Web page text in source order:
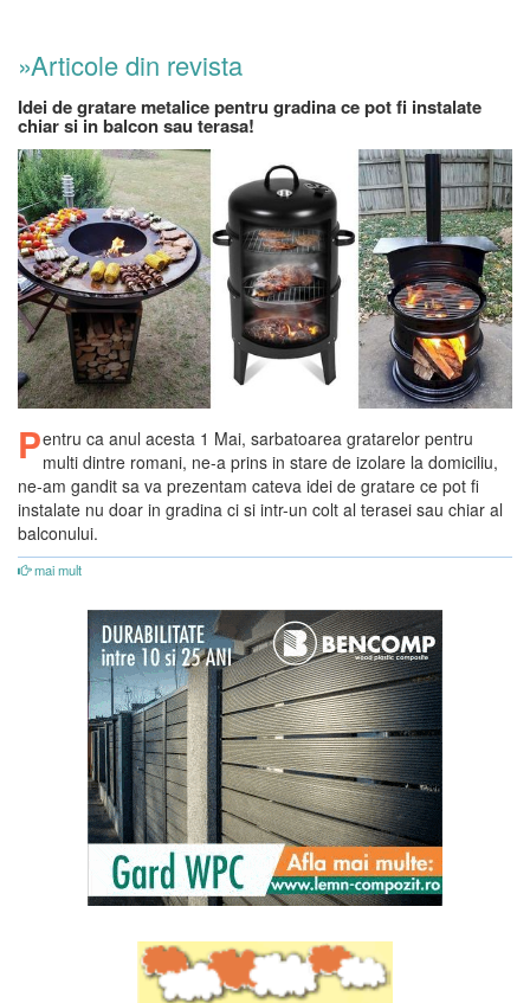
»Articole din revista
Idei de gratare metalice pentru gradina ce pot fi instalate
chiar si in balcon sau terasa!
Pentru ca anul acesta 1 Mai, sarbatoarea gratarelor pentru
multi dintre romani, ne-a prins in stare de izolare la domiciliu,
ne-am gandit sa va prezentam cateva idei de gratare ce pot fi
instalate nu doar in gradina ci si intr-un colt al terasei sau chiar al
balconului.
mai mult